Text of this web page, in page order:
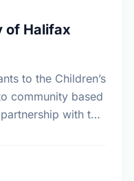
of Halifax
to the Children’s
community based
with the